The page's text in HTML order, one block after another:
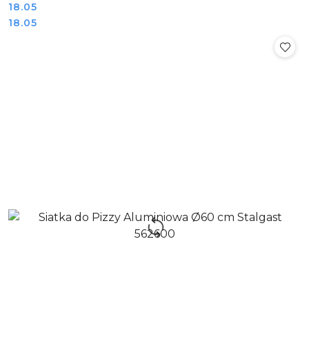
Cena:
18.05
Cena:
18.05